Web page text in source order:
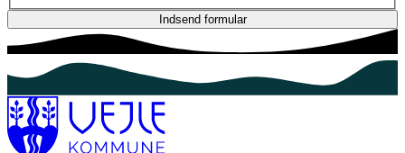
Indsend formular